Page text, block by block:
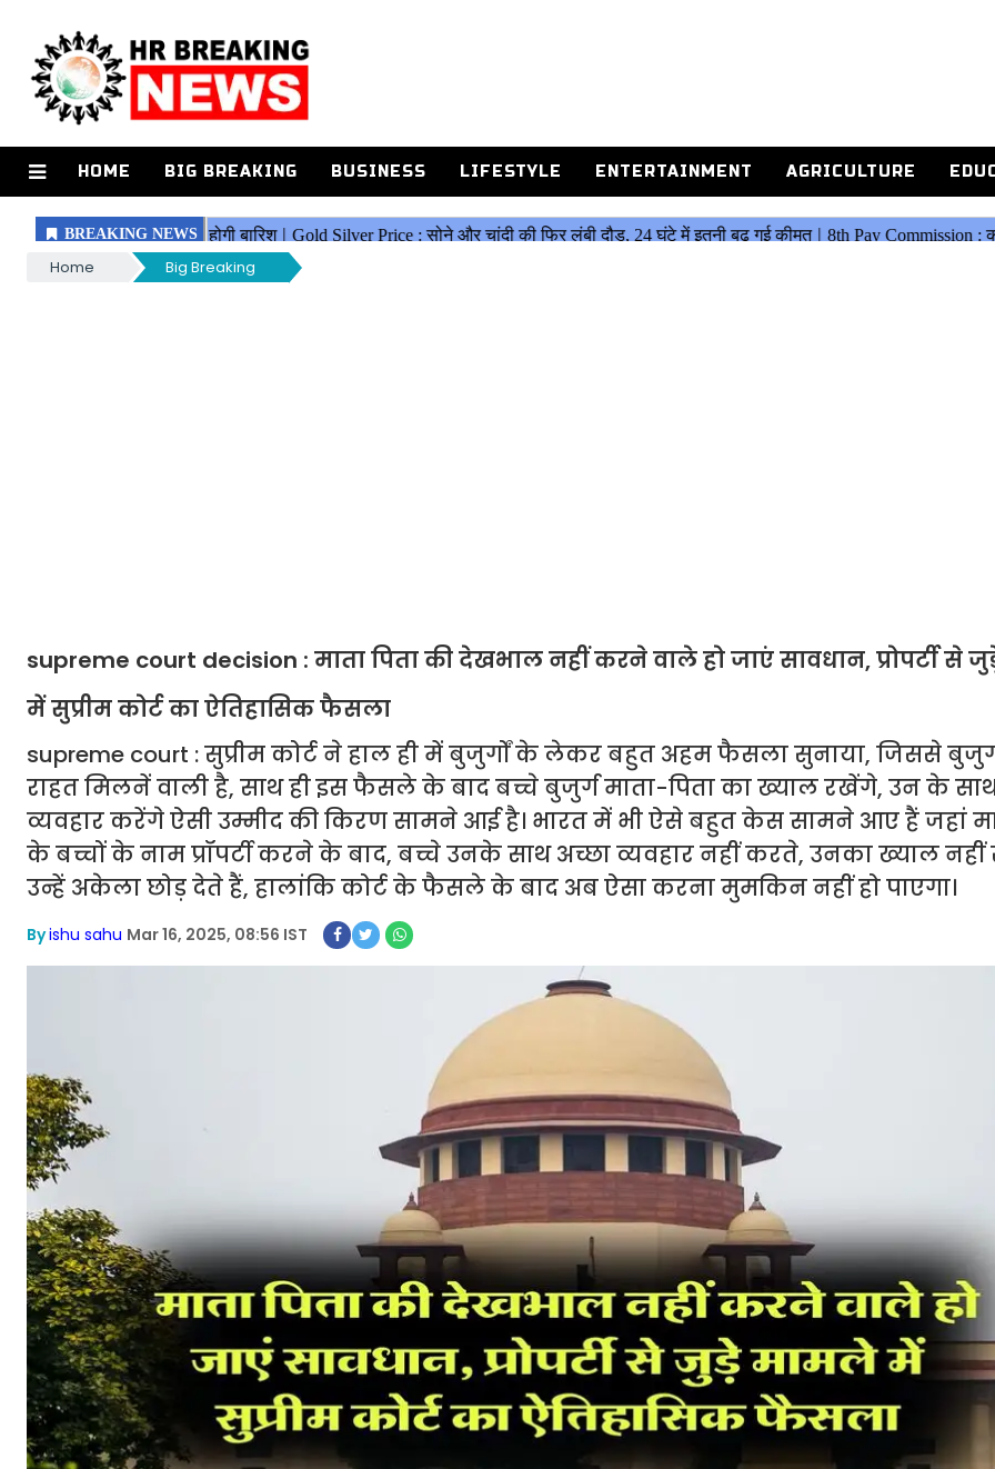
HOME BIG BREAKING BUSINESS LIFESTYLE ENTERTAINMENT AGRICULTURE
Home Big Breaking
supreme court decision : माता पिता की देखभाल नहीं करने वाले हो जाएं सावधान, प्रोपर्टी से
में सुप्रीम कोर्ट का ऐतिहासिक फैसला
supreme court : सुप्रीम कोर्ट ने हाल ही में बुजुर्गों के लेकर बहुत अहम फैसला सुनाया, जिससे
राहत मिलनें वाली है, साथ ही इस फैसले के बाद बच्चे बुजुर्ग माता-पिता का ख्याल रखेंगे, उन के
व्यवहार करेंगे ऐसी उम्मीद की किरण सामने आई है। भारत में भी ऐसे बहुत केस सामने आए हैं जहां
के बच्चों के नाम प्रॉपर्टी करने के बाद, बच्चे उनके साथ अच्छा व्यवहार नहीं करते, उनका ख्याल
उन्हें अकेला छोड़ देते हैं, हालांकि कोर्ट के फैसले के बाद अब ऐसा करना मुमकिन नहीं हो पाएगा।
Byishu sahu Mar 16, 2025, 08:56 IST